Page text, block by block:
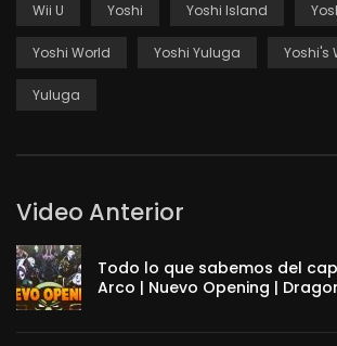
Wii U Yoshi Yoshi Island
Yoshi World Yoshi Yuluga Yoshi's
Yuluga
Video Anterior
Todo lo que sabemos del
Arco | Nuevo Opening |